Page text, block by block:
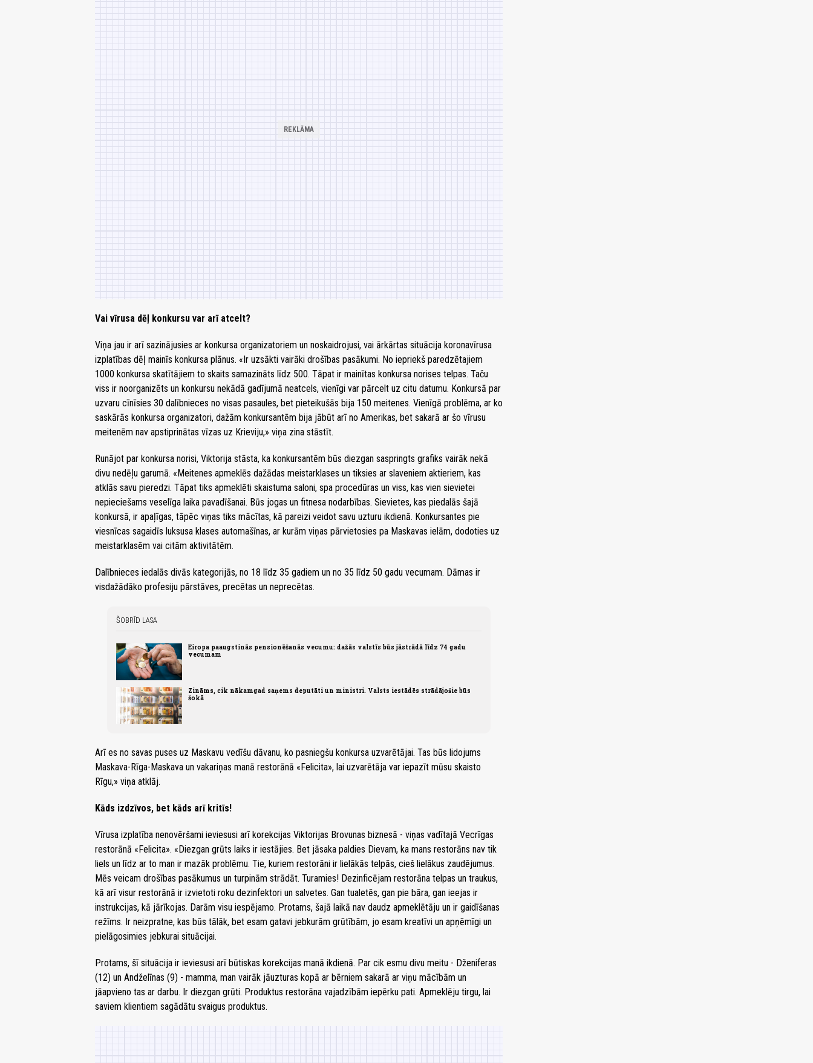
Vai vīrusa dēļ konkursu var arī atcelt?
Viņa jau ir arī sazinājusies ar konkursa organizatoriem un noskaidrojusi, vai ārkārtas situācija koronavīrusa
izplatības dēļ mainīs konkursa plānus. «Ir uzsākti vairāki drošības pasākumi. No iepriekš paredzētajiem
1000 konkursa skatītājiem to skaits samazināts līdz 500. Tāpat ir mainītas konkursa norises telpas. Taču
viss ir noorganizēts un konkursu nekādā gadījumā neatcels, vienīgi var pārcelt uz citu datumu. Konkursā par
uzvaru cīnīsies 30 dalībnieces no visas pasaules, bet pieteikušās bija 150 meitenes. Vienīgā problēma, ar ko
saskārās konkursa organizatori, dažām konkursantēm bija jābūt arī no Amerikas, bet sakarā ar šo vīrusu
meitenēm nav apstiprinātas vīzas uz Krieviju,» viņa zina stāstīt.
Runājot par konkursa norisi, Viktorija stāsta, ka konkursantēm būs diezgan saspringts grafiks vairāk nekā
divu nedēļu garumā. «Meitenes apmeklēs dažādas meistarklases un tiksies ar slaveniem aktieriem, kas
atklās savu pieredzi. Tāpat tiks apmeklēti skaistuma saloni, spa procedūras un viss, kas vien sievietei
nepieciešams veselīga laika pavadīšanai. Būs jogas un fitnesa nodarbības. Sievietes, kas piedalās šajā
konkursā, ir apaļīgas, tāpēc viņas tiks mācītas, kā pareizi veidot savu uzturu ikdienā. Konkursantes pie
viesnīcas sagaidīs luksusa klases automašīnas, ar kurām viņas pārvietosies pa Maskavas ielām, dodoties uz
meistarklasēm vai citām aktivitātēm.
Dalībnieces iedalās divās kategorijās, no 18 līdz 35 gadiem un no 35 līdz 50 gadu vecumam. Dāmas ir
visdažādāko profesiju pārstāves, precētas un neprecētas.
ŠOBRĪD LASA
Eiropa paaugstinās pensionēšanās vecumu: dažās valstīs būs jāstrādā līdz 74 gadu
vecumam
Zināms, cik nākamgad saņems deputāti un ministri. Valsts iestādēs strādājošie būs
šokā
Arī es no savas puses uz Maskavu vedīšu dāvanu, ko pasniegšu konkursa uzvarētājai. Tas būs lidojums
Maskava-Rīga-Maskava un vakariņas manā restorānā «Felicita», lai uzvarētāja var iepazīt mūsu skaisto
Rīgu,» viņa atklāj.
Kāds izdzīvos, bet kāds arī kritīs!
Vīrusa izplatība nenovēršami ieviesusi arī korekcijas Viktorijas Brovunas biznesā - viņas vadītajā Vecrīgas
restorānā «Felicita». «Diezgan grūts laiks ir iestājies. Bet jāsaka paldies Dievam, ka mans restorāns nav tik
liels un līdz ar to man ir mazāk problēmu. Tie, kuriem restorāni ir lielākās telpās, cieš lielākus zaudējumus.
Mēs veicam drošības pasākumus un turpinām strādāt. Turamies! Dezinficējam restorāna telpas un traukus,
kā arī visur restorānā ir izvietoti roku dezinfektori un salvetes. Gan tualetēs, gan pie bāra, gan ieejas ir
instrukcijas, kā jārīkojas. Darām visu iespējamo. Protams, šajā laikā nav daudz apmeklētāju un ir gaidīšanas
režīms. Ir neizpratne, kas būs tālāk, bet esam gatavi jebkurām grūtībām, jo esam kreatīvi un apņēmīgi un
pielāgosimies jebkurai situācijai.
Protams, šī situācija ir ieviesusi arī būtiskas korekcijas manā ikdienā. Par cik esmu divu meitu - Dženiferas
(12) un Andželīnas (9) - mamma, man vairāk jāuzturas kopā ar bērniem sakarā ar viņu mācībām un
jāapvieno tas ar darbu. Ir diezgan grūti. Produktus restorāna vajadzībām iepērku pati. Apmeklēju tirgu, lai
saviem klientiem sagādātu svaigus produktus.